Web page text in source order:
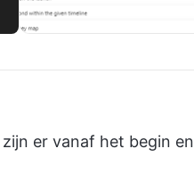
er vanaf het begin en